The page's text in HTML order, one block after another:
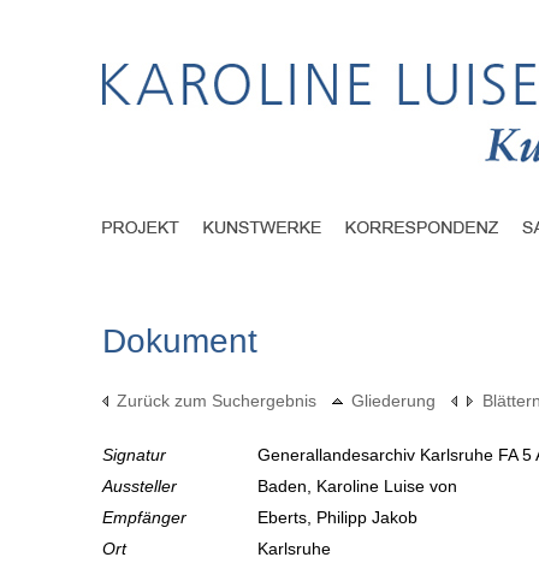
Dokument
Zurück zum Suchergebnis Gliederung
Signatur
Generallandesarchiv Karlsruhe FA
Aussteller
Baden, Karoline Luise von
Empfänger
Eberts, Philipp Jakob
Ort
Karlsruhe